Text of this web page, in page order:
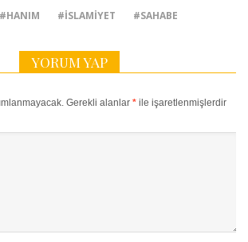
#HANIM #ISLAMIYET #SAHABE
YORUM YAP
Gerekli alanlar * ile işaretlenmişlerdir